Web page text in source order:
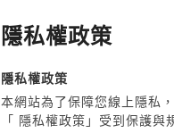
隱私權政策
隱私權政策
本網站為了保障您線上隱私
「 隱私權政策」受到保護